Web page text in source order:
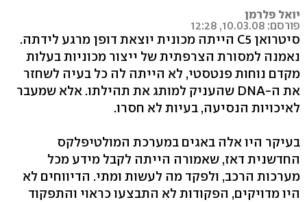
יואל פלרמן
פורסם: 10.03.08, 12:28
סיטרואן C5 הייתה מכונית יוצאת דופן מרגע לידתה.
נאמנה למסורת הצרפתית של ייצור מכוניות בעלות
מקדם נוחות פנטסטי, לא הייתה לה כל בעיה לשחזר
את ה-DNA שהעניק למותג את תהילתו. אלא שמעבר
לאיכויות הנסיעה, בעיות לא חסרו.
בעיקר היו אלה באגים במערכת המולטיפלקס
החדשנית דאז, שאמורה הייתה לקבל מידע מכל
מערכות הרכב, ולפקד מה לעשות ומתי. הדיווחים לא
היו מדויקים, הפקודות לא התבצעו כראוי והתפקוד